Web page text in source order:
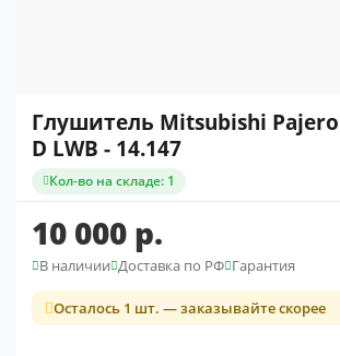
Глушитель Mitsubishi Pajero
D LWB - 14.147
Кол-во на складе: 1
10 000 р.
В наличии Доставка по РФ Гарантия
Осталось 1 шт. — заказывайте скорее